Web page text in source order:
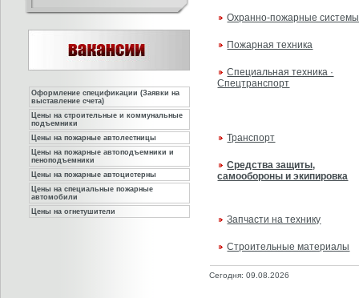
Оформление спецификации (Заявки на
выставление счета)
Цены на строительные и коммунальные
подъемники
Цены на пожарные автолестницы
Цены на пожарные автоподъемники и
пеноподъемники
Цены на пожарные автоцистерны
Цены на специальные пожарные
автомобили
Цены на огнетушители
Охранно-пожарные системы
Пожарная техника
Специальная техника ·
Спецтранспорт
Транспорт
Средства защиты,
самообороны и экипировка
Запчасти на технику
Строительные материалы
Сегодня: 09.08.2026